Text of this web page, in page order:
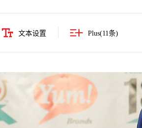
文本设置 Plus(11条)